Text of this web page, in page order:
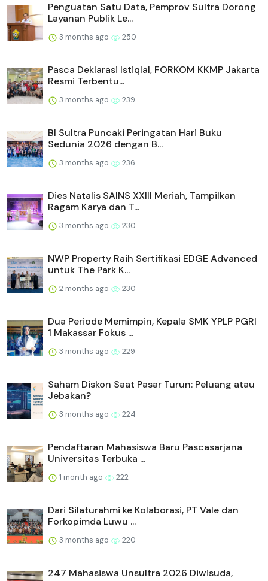
Penguatan Satu Data, Pemprov Sultra Dorong
Layanan Publik Le...
3 months ago 250
Pasca Deklarasi Istiqlal, FORKOM KKMP Jakarta
Resmi Terbentu...
3 months ago 239
BI Sultra Puncaki Peringatan Hari Buku
Sedunia 2026 dengan B...
3 months ago 236
Dies Natalis SAINS XXIII Meriah, Tampilkan
Ragam Karya dan T...
3 months ago 230
NWP Property Raih Sertifikasi EDGE Advanced
untuk The Park K...
2 months ago 230
Dua Periode Memimpin, Kepala SMK YPLP PGRI
1 Makassar Fokus ...
3 months ago 229
Saham Diskon Saat Pasar Turun: Peluang atau
Jebakan?
3 months ago 224
Pendaftaran Mahasiswa Baru Pascasarjana
Universitas Terbuka ...
1 month ago 222
Dari Silaturahmi ke Kolaborasi, PT Vale dan
Forkopimda Luwu ...
3 months ago 220
247 Mahasiswa Unsultra 2026 Diwisuda,